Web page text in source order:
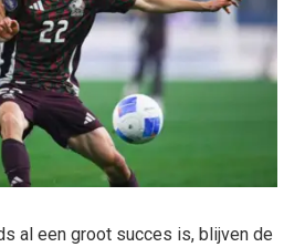
al een groot succes is, blijven de